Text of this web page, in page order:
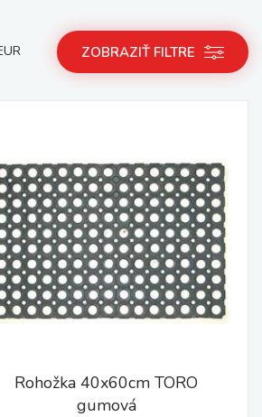
ZOBRAZIŤ FILTRE
Rohožka 40x60cm TORO
gumová